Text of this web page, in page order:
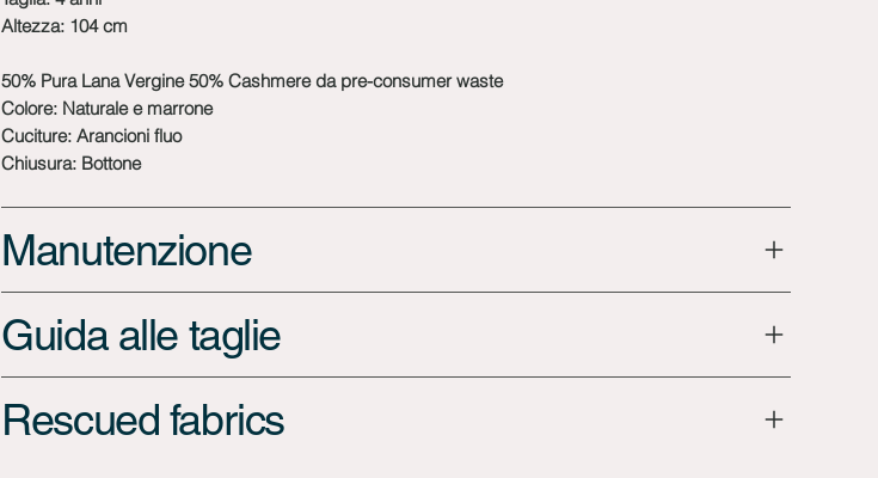
Altezza: 104 cm
50% Pura Lana Vergine 50% Cashmere da pre-consumer waste
Colore: Naturale e marrone
Cuciture: Arancioni fluo
Chiusura: Bottone
Manutenzione
Guida alle taglie
Rescued fabrics